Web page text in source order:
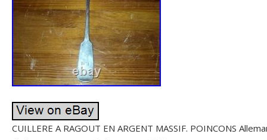
CUILLERE A RAGOUT EN ARGENT MASSIF. POINCONS